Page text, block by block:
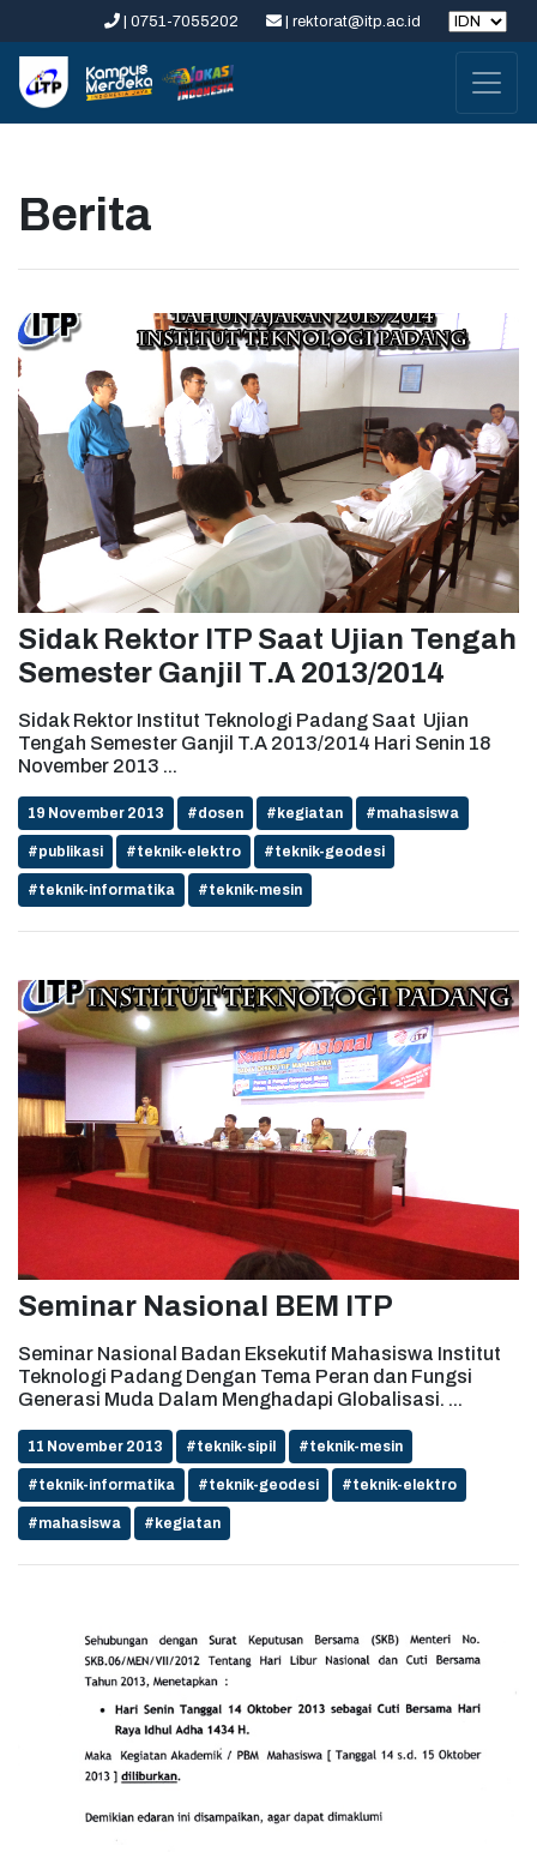
| 0751-7055202 | rektorat@itp.ac.id
Berita
Sidak Rektor ITP Saat Ujian Tengah
Semester Ganjil T.A 2013/2014
Sidak Rektor Institut Teknologi Padang Saat Ujian
Tengah Semester Ganjil T.A 2013/2014 Hari Senin 18
November 2013 ...
19 November 2013 #dosen #kegiatan #mahasiswa
#publikasi #teknik-elektro #teknik-geodesi
#teknik-informatika #teknik-mesin
Seminar Nasional BEM ITP
Seminar Nasional Badan Eksekutif Mahasiswa Institut
Teknologi Padang Dengan Tema Peran dan Fungsi
Generasi Muda Dalam Menghadapi Globalisasi. ...
11 November 2013 #teknik-sipil #teknik-mesin
#teknik-informatika #teknik-geodesi #teknik-elektro
#mahasiswa #kegiatan